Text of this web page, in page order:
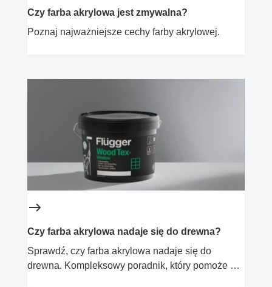
Czy farba akrylowa jest zmywalna?
Poznaj najważniejsze cechy farby akrylowej.
Czy farba akrylowa nadaje się do drewna?
Sprawdź, czy farba akrylowa nadaje się do
drewna. Kompleksowy poradnik, który pomoże Ci